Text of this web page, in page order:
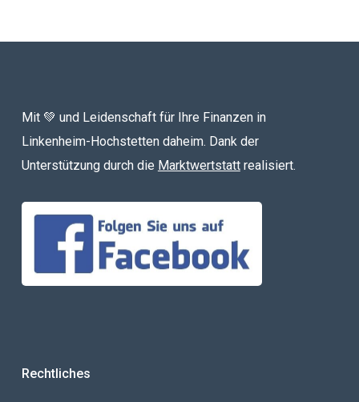
Mit 💚 und Leidenschaft für Ihre Finanzen in
Linkenheim-Hochstetten daheim. Dank der
Unterstützung durch die Marktwertstattrealisiert.
Rechtliches